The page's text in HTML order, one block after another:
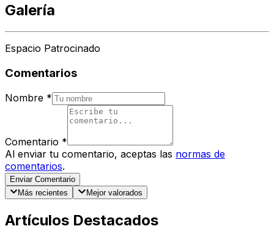
Galería
Espacio Patrocinado
Comentarios
Nombre *
Comentario *
Al enviar tu comentario, aceptas las normas de
comentarios.
Enviar Comentario
Más recientes
Mejor valorados
Artículos Destacados